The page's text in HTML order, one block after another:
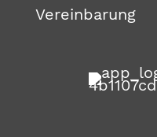
Vereinbarung